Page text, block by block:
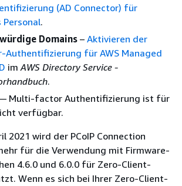
(AD Connector) für
Personal.
Domains – Aktivieren der
Authentifizierung für AWS Managed
imAWS Directory Service -
.
Multi-factor Authentifizierung ist für
verfügbar.
2021 wird der PCoIP Connection
für die Verwendung mit Firmware-
4.6.0 und 6.0.0 für Zero-Client-
Wenn es sich bei Ihrer Zero-Client-